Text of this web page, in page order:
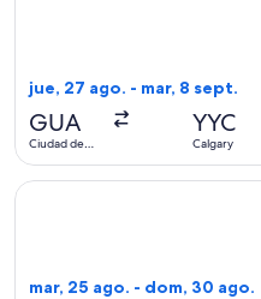
jue, 27 ago. - mar, 8 sept.
GUA
Ciudad de
YYC
Calgary
mar, 25 ago. - dom, 30 ago.
Seleccionar vuelo de